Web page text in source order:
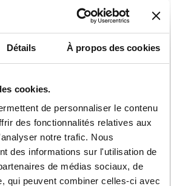
Détails À propos des cookies
cookies.
de personnaliser le contenu
des fonctionnalités relatives aux
notre trafic. Nous
des informations sur l'utilisation de
de médias sociaux, de
qui peuvent combiner celles-ci avec
les cookies, nous vous
la lecture de la rubrique d’aide
recueillies dans le
informations pour lesquelles
expressément abonné. Il est
moment de se désabonner en
DE